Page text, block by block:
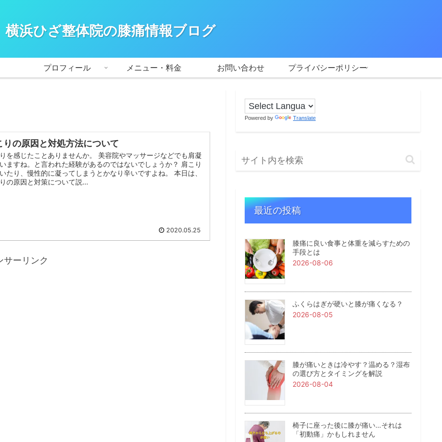
横浜ひざ整体院の膝痛情報ブログ
プロフィール メニュー・料金 お問い合わせ プライバシーポリシー
りの原因と対処方法について
を感じたことありませんか。 美容院やマッサージなどでも肩凝
ますね。と言われた経験があるのではないでしょうか？ 肩こり
たり、慢性的に凝ってしまうとかなり辛いですよね。 本日は、
の原因と対策について説…
2020.05.25
サーリンク
Powered by Translate
最近の投稿
膝痛に良い食事と体重を減らすための
手段とは
2026-08-06
ふくらはぎが硬いと膝が痛くなる？
2026-08-05
膝が痛いときは冷やす？温める？湿布
の選び方とタイミングを解説
2026-08-04
椅子に座った後に膝が痛い…それは
「初動痛」かもしれません